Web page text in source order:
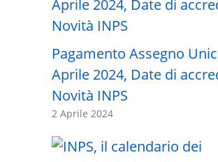
Pagamento Assegno
Aprile 2024, Date di
Novità INPS
2 Aprile 2024